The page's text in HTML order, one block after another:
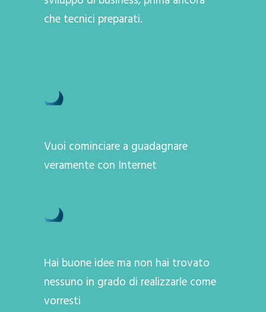
che tecnici preparati.
Vuoi cominciare a guadagnare
veramente con Internet
Hai buone idee ma non hai trovato
nessuno in grado di realizzarle come
vorresti